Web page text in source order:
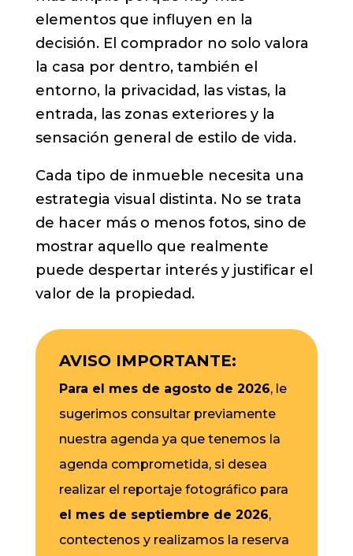
elementos que influyen en la
decisión. El comprador no solo valora
la casa por dentro, también el
entorno, la privacidad, las vistas, la
entrada, las zonas exteriores y la
sensación general de estilo de vida.
Cada tipo de inmueble necesita una
estrategia visual distinta. No se trata
de hacer más o menos fotos, sino de
mostrar aquello que realmente
puede despertar interés y justificar el
valor de la propiedad.
AVISO IMPORTANTE:
Para el mes de agosto de 2026, le
sugerimos consultar previamente
nuestra agenda ya que tenemos la
agenda comprometida, si desea
realizar el reportaje fotográfico para
el mes de septiembre de 2026,
contectenos y realizamos la reserva